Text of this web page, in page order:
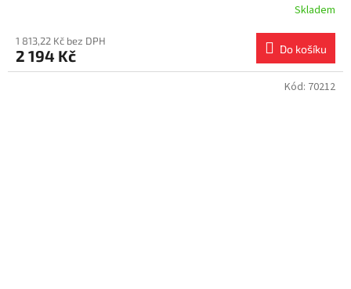
Skladem
1 813,22 Kč bez DPH
2 194 Kč Do košíku
Kód: 70212